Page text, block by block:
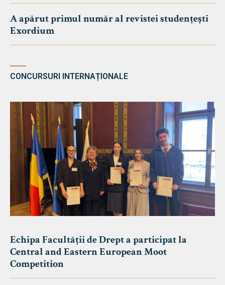
A apărut primul număr al revistei studențești
Exordium
CONCURSURI INTERNAȚIONALE
Echipa Facultății de Drept a participat la
Central and Eastern European Moot
Competition